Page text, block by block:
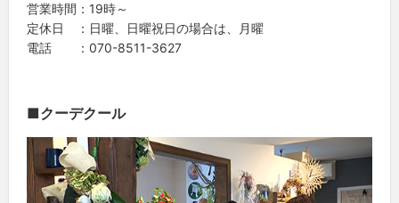
営業時間：19時～
定休日 ：日曜、日曜祝日の場合は、月曜
電話 ：070-8511-3627
■クーデクール